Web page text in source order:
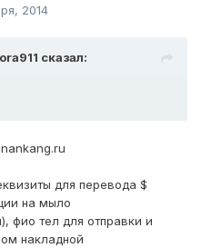
2014
сказал:
для перевода $
на мыло
тел для отправки и
накладной